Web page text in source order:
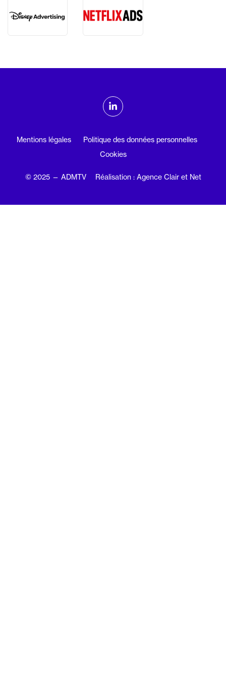
ADMTV sur les réseaux sociaux
Linkedin
Mentions légales
Politique des données personnelles
Cookies
© 2025 — ADMTV Réalisation : Agence Clair et Net